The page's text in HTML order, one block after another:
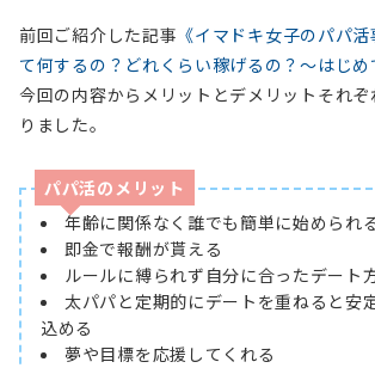
前回ご紹介した記事 《イマドキ女子のパパ
て何するの？どれくらい稼げるの？～はじ
今回の内容からメリットとデメリットそれ
りました。
パパ活のメリット
年齢に関係なく誰でも簡単に始められ
即金で報酬が貰える
ルールに縛られず自分に合ったデート
太パパと定期的にデートを重ねると安
込める
夢や目標を応援してくれる